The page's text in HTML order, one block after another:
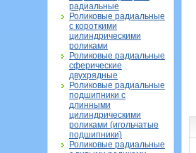
радиальные
Роликовые радиальные
с короткими
цилиндрическими
роликами
Роликовые радиальные
сферические
двухрядные
Роликовые радиальные
подшипники с
длинными
цилиндрическими
роликами (игольчатые
подшипники)
Роликовые радиальные